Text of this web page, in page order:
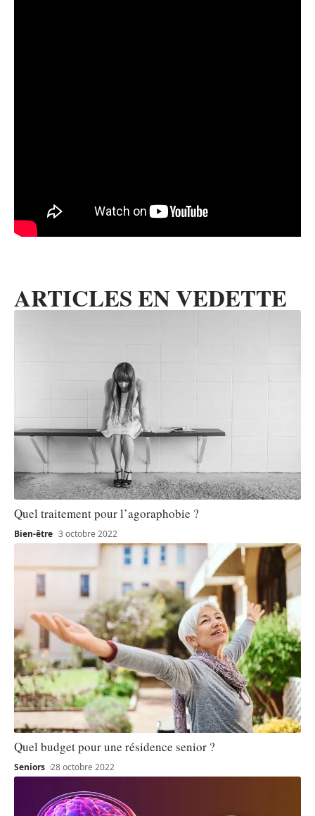
ARTICLES EN VEDETTE
Quel traitement pour l’agoraphobie ?
Bien-être 3 octobre 2022
Quel budget pour une résidence senior ?
Seniors 28 octobre 2022